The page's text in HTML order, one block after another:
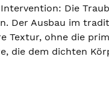
Die
Der Ausbau im
ohne die
die dem dichten